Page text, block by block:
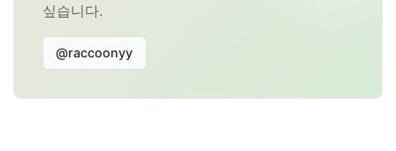
싶습니다.
@raccoonyy